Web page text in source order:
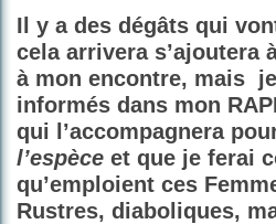
Il y a des dégâts qui
cela arrivera s’ajoutera
à mon encontre, mais
informés dans mon
qui l’accompagnera
l’espèce et que je ferai
qu’emploient ces
Rustres, diaboliques,